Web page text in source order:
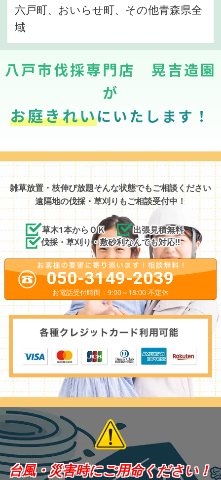
六戸町、おいらせ町、その他青森県全
域
八戸市伐採専門店 晃吉造園
が
お庭きれいにいたします！
雑草放置・枝伸び放題そんな状態でもご相談ください
遠隔地の伐採・草刈りもご相談受付中！
草木1本からＯＫ
出張見積無料
伐採・草刈り・敷砂利なんでも対応!!
050-3149-2039
お電話受付時間：9:00～18:00 不定休
台風・災害時にご用命ください！